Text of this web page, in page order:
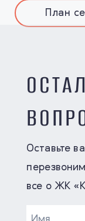
План
Оставьте
все о ЖК